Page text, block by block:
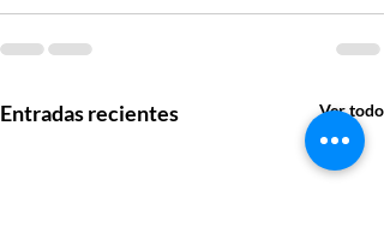
Entradas recientes Ver todo